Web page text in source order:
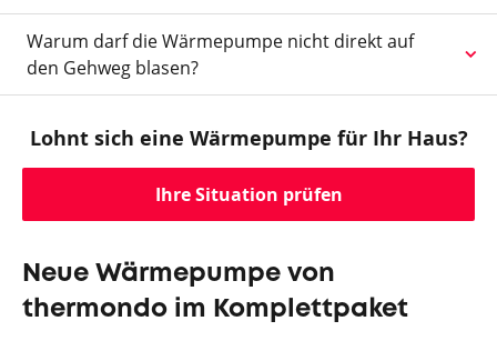
Warum darf die Wärmepumpe nicht direkt auf
den Gehweg blasen?
Lohnt sich eine Wärmepumpe für Ihr Haus?
Ihre Situation prüfen
Neue Wärmepumpe von
thermondo im Komplettpaket